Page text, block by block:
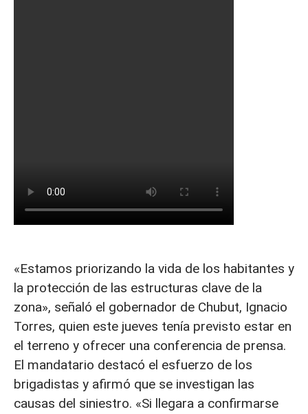
«Estamos priorizando la vida de los habitantes y
la protección de las estructuras clave de la
zona», señaló el gobernador de Chubut, Ignacio
Torres, quien este jueves tenía previsto estar en
el terreno y ofrecer una conferencia de prensa.
El mandatario destacó el esfuerzo de los
brigadistas y afirmó que se investigan las
causas del siniestro. «Si llegara a confirmarse